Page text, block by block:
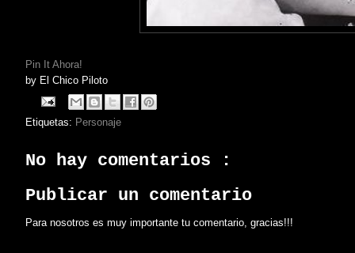
Pin It Ahora!
by El Chico Piloto
Etiquetas: Personaje
No hay comentarios :
Publicar un comentario
Para nosotros es muy importante tu comentario, gracias!!!